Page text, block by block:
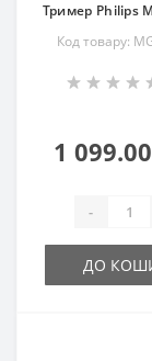
Тример Philips
Код товару:
1
-
ДО